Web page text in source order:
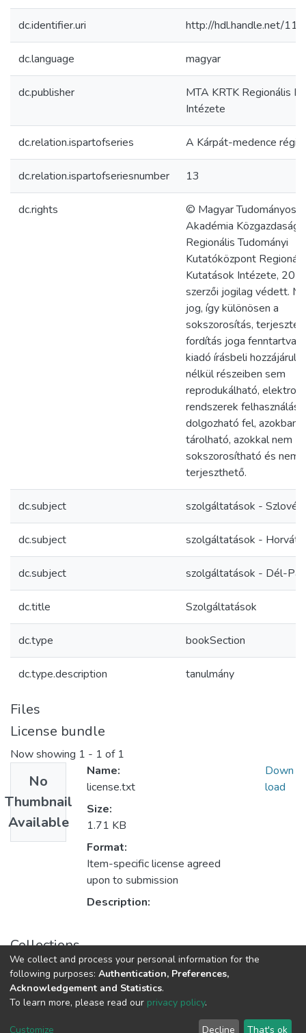
dc.identifier.uri http://hdl.handle.net/
dc.language magyar
dc.publisher
MTA KRTK Regionális
Intézete
dc.relation.ispartofseries A Kárpát-medence régiói
dc.relation.ispartofseriesnumber 13
dc.rights
© Magyar Tudományos
Akadémia
Regionális Tudományi
Kutatóközpont
Kutatások Intézete,
szerzői jogilag védett.
jog, így különösen a
sokszorosítás,
fordítás joga fenntartva.
kiadó írásbeli
nélkül részeiben sem
reprodukálható,
rendszerek
dolgozható fel, azokban
tárolható, azokkal nem
sokszorosítható és nem
terjeszthető.
dc.subject szolgáltatások -
dc.subject szolgáltatások -
dc.subject szolgáltatások - Dél-
dc.title Szolgáltatások
dc.type bookSection
dc.type.description tanulmány
Files
License bundle
Now showing 1 - 1 of 1
No
Thumbnail
Available
Name:
license.txt
Size:
1.71 KB
Format:
Item-specific license agreed
upon to submission
Description:
Down
load
Collections
Tanulmányok - magyar nyelvű (RKI)
Cookie End User Send
We collect and process your personal information for the
following purposes: Authentication, Preferences,
Acknowledgement and Statistics.
To learn more, please read our privacy policy.
Customize Decline That's ok